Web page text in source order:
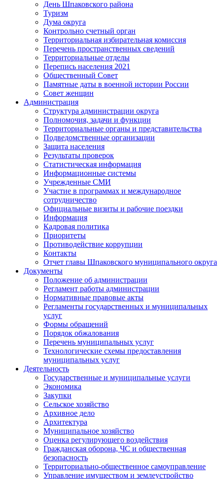
День Шпаковского района
Туризм
Дума округа
Контрольно счетный орган
Территориальная избирательная комиссия
Перечень пространственных сведений
Территориальные отделы
Перепись населения 2021
Общественный Совет
Памятные даты в военной истории России
Совет женщин
Администрация
Структура администрации округа
Полномочия, задачи и функции
Территориальные органы и представительства
Подведомственные организации
Защита населения
Результаты проверок
Статистическая информация
Информационные системы
Учрежденные СМИ
Участие в программах и международное
сотрудничество
Официальные визиты и рабочие поездки
Информация
Кадровая политика
Приоритеты
Противодействие коррупции
Контакты
Отчет главы Шпаковского муниципального округа
Документы
Положение об администрации
Регламент работы администрации
Нормативные правовые акты
Регламенты государственных и муниципальных
услуг
Формы обращений
Порядок обжалования
Перечень муниципальных услуг
Технологические схемы предоставления
муниципальных услуг
Деятельность
Государственные и муниципальные услуги
Экономика
Закупки
Сельское хозяйство
Архивное дело
Архитектура
Муниципальное хозяйство
Оценка регулирующего воздействия
Гражданская оборона, ЧС и общественная
безопасность
Территориально-общественное самоуправление
Управление имуществом и землеустройство